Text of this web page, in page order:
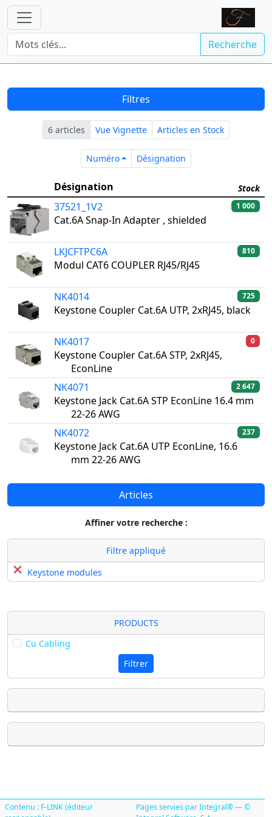
Recherche
Filtres
Articles
Affiner votre recherche :
Filtre appliqué
Keystone modules
PRODUCTS
Cu Cabling
Filtrer
6 articles Vue Vignette Articles en Stock
NuméroNuméroDésignation
Désignation Stock
37521_1V2
Cat.6A Snap-In Adapter , shielded
1 000
LKJCFTPC6A
Modul CAT6 COUPLER RJ45/RJ45
810
NK4014
Keystone Coupler Cat.6A UTP, 2xRJ45, black
725
NK4017
Keystone Coupler Cat.6A STP, 2xRJ45,
EconLine
0
NK4071
Keystone Jack Cat.6A STP EconLine 16.4 mm
22-26 AWG
2 647
NK4072
Keystone Jack Cat.6A UTP EconLine, 16.6
mm 22-26 AWG
237
Contenu : F-LINK (éditeur
Pages servies par Integral® — ©